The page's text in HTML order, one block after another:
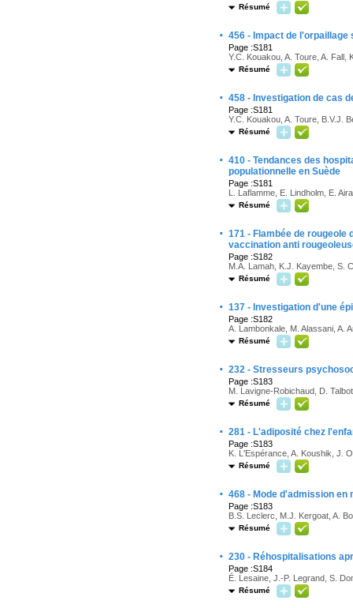
Résumé
· 456 - Impact de
Page :S181
Y.C. Kouakou, A. Toure, A. Fall,
Résumé
· 458 - Investigation de cas
Page :S181
Y.C. Kouakou, A. Toure, B.V.J.
Résumé
· 410 - Tendances des
populationnelle en Suède
Page :S181
L. Laflamme, E. Lindholm, E.
Résumé
· 171 - Flambée de rougeole
vaccination anti
Page :S182
M.A. Lamah, K.J. Kayembe, S.
Résumé
· 137 - Investigation d'une
Page :S182
A. Lambonkale, M. Alassani, A.
Résumé
· 232 - Stresseurs
Page :S183
M. Lavigne-Robichaud, D.
Résumé
· 281 - L'adiposité chez
Page :S183
K. L'Espérance, A. Koushik, J.
Résumé
· 468 - Mode d'admission en
Page :S183
B.S. Leclerc, M.J. Kergoat, A.
Résumé
· 230 - Réhospitalisations
Page :S184
É. Lesaine, J.-P. Legrand, S.
Résumé